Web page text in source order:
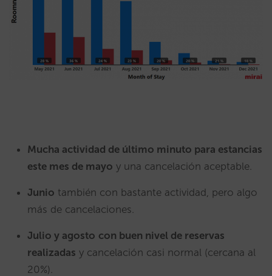
Mucha actividad de último minuto para estancias
este mes de mayo y una cancelación aceptable.
Junio también con bastante actividad, pero algo
más de cancelaciones.
Julio y agosto con buen nivel de reservas
realizadas y cancelación casi normal (cercana al
20%).